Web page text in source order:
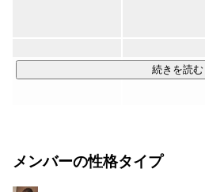
【主な事業2：運用代行】
続きを読む
メンバーの性格タイプ